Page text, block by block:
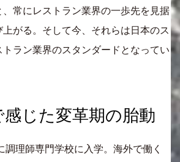
常にレストラン業界の一歩先を見据
上がる。そして今、それらは日本のス
ラン業界のスタンダードとなってい
じた変革期の胎動
調理師専門学校に入学。海外で働く